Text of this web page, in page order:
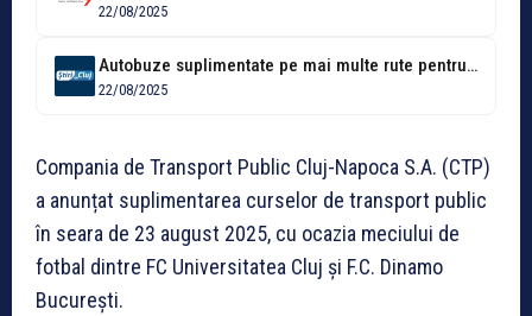
22/08/2025
Autobuze suplimentate pe mai multe rute pentru meciul U Cluj-Dinamo București. Vezi...
22/08/2025
Compania de Transport Public Cluj-Napoca S.A. (CTP)
a anunțat suplimentarea curselor de transport public
în seara de 23 august 2025, cu ocazia meciului de
fotbal dintre FC Universitatea Cluj și F.C. Dinamo
București.